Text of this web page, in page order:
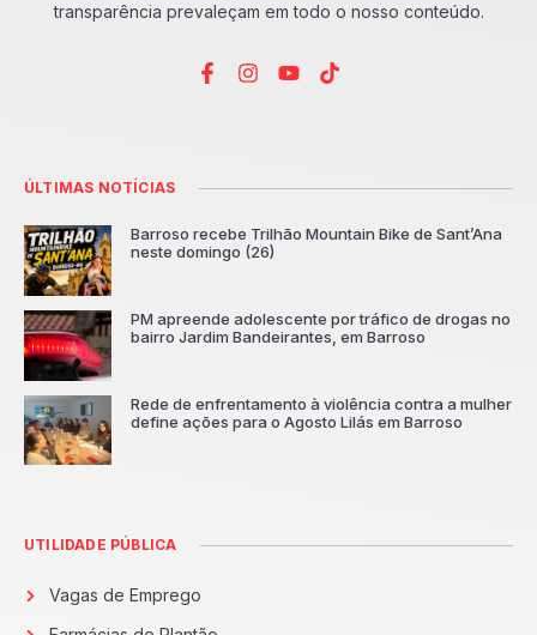
transparência prevaleçam em todo o nosso conteúdo.
ÚLTIMAS NOTÍCIAS
Barroso recebe Trilhão Mountain Bike de Sant’Ana
neste domingo (26)
PM apreende adolescente por tráfico de drogas no
bairro Jardim Bandeirantes, em Barroso
Rede de enfrentamento à violência contra a mulher
define ações para o Agosto Lilás em Barroso
UTILIDADE PÚBLICA
Vagas de Emprego